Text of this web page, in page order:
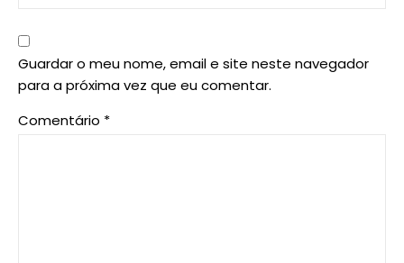
Guardar o meu nome, email e site neste navegador
para a próxima vez que eu comentar.
Comentário *